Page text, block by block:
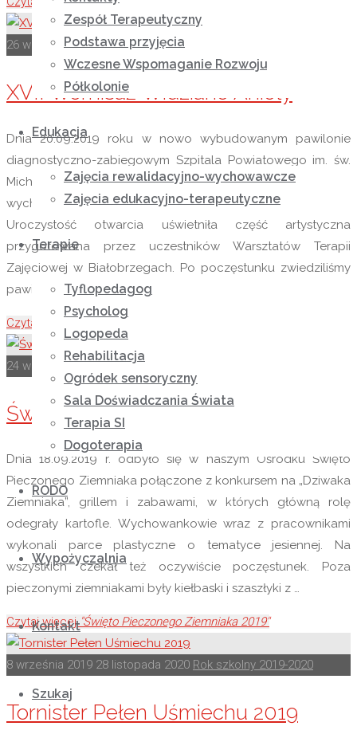
Zespół Terapeutyczny
Podstawa przyjęcia
Wczesne Wspomaganie Rozwoju
Półkolonie
Edukacja
Zajęcia rewalidacyjno-wychowawcze
Zajęcia edukacyjno-terapeutyczne
Terapie
Tyflopedagog
Psycholog
Logopeda
Rehabilitacja
Ogródek sensoryczny
Sala Doświadczania Świata
Terapia SI
Dogoterapia
RODO
Wypożyczalnia
Kontakt
Szukaj
26 września 201928 listopada 2020
XVII Wernisaż Widziano Anioły
Dnia 20.09.2019 roku w nowo wybudowanym pawilonie
diagnostyczno-zabiegowym Szpitala Powiatowego im. św.
Michała Archanioła w Łańcucie, uczestniczyliśmy wraz z
wychowankami w otwarciu XVII wernisażu „Widziano Anioły”.
Uroczystość otwarcia uświetniła część artystyczna
przygotowana przez uczestników Warsztatów Terapii
Zajęciowej w Białobrzegach. Po poczęstunku zwiedziliśmy
pawilon szpitala oraz wystawę prac plastycznych.
Czytaj więcej "XVII Wernisaż Widziano Anioły"
24 września 201928 listopada 2020
Święto Pieczonego Ziemniaka 2019
Dnia 18.09.2019 r. odbyło się w naszym Ośrodku Święto
Pieczonego Ziemniaka połączone z konkursem na „Dziwaka
Ziemniaka”, grillem i zabawami, w których główną rolę
odegrały kartofle. Wychowankowie wraz z pracownikami
wykonali parce plastyczne o tematyce jesiennej. Na
wszystkich czekał też oczywiście poczęstunek. Poza
pieczonymi ziemniakami były kiełbaski i szaszłyki z …
Czytaj więcej "Święto Pieczonego Ziemniaka 2019"
8 września 2019 28 listopada 2020 Rok szkolny 2019-2020
Tornister Pełen Uśmiechu 2019